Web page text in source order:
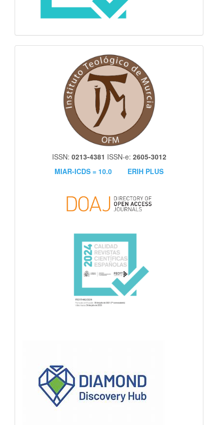
ISSN: 0213-4381 ISSN-e: 2605-3012
MIAR-ICDS = 10.0
ERIH PLUS